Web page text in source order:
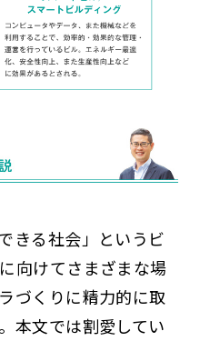
きる社会」というビ
向けてさまざまな場
づくりに精力的に取
本文では割愛してい